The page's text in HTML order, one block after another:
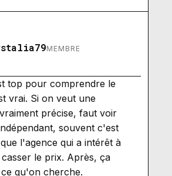
MEMBRE
top pour comprendre le
vrai. Si on veut une
précise, faut voir
souvent c'est
l'agence qui a intérêt à
le prix. Après, ça
qu'on cherche.